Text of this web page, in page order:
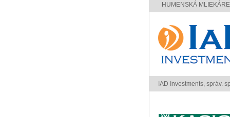
HUMENSKÁ
IAD Investments, správ.